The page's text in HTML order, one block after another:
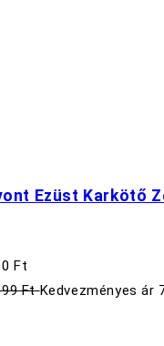
Ezüst Karkötő
Ft
FtKedvezményes ár